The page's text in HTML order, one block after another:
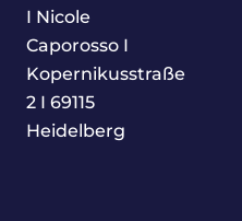
I Nicole
Caporosso I
Kopernikusstraße
2 I 69115
Heidelberg